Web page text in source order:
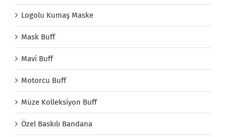
Logolu Kumaş Maske
Mask Buff
Mavi Buff
Motorcu Buff
Müze Kolleksiyon Buff
Özel Baskılı Bandana